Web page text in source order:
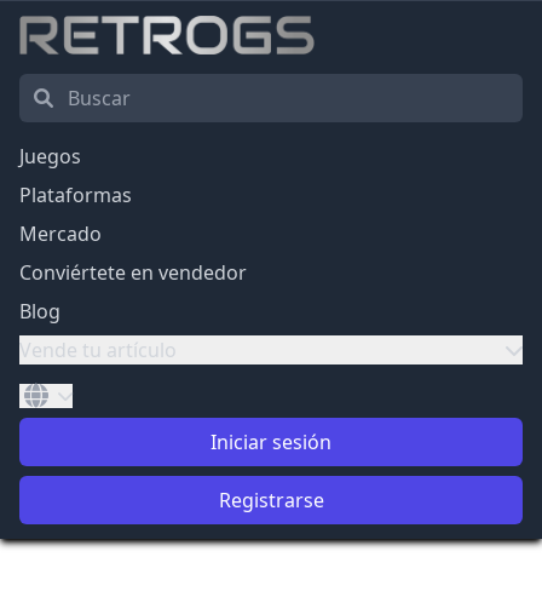
Juegos
Plataformas
Mercado
Conviértete en vendedor
Blog
Vende tu artículo
Iniciar sesión
Registrarse